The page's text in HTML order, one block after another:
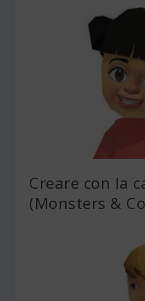
Creare con la
(Monsters &